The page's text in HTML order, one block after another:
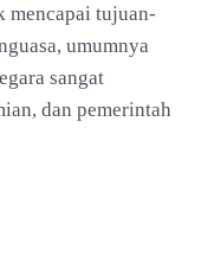
mencapai tujuan-
umumnya
sangat
dan pemerintah